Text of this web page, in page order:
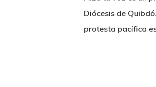
Diócesis de
protesta pacífica